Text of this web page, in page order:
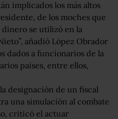
implicados los más altos
de los moches que
se utilizó en la
añadió López Obrador
dados a funcionarios de la
países, entre ellos,
designación de un fiscal
una simulación al combate
criticó el actuar